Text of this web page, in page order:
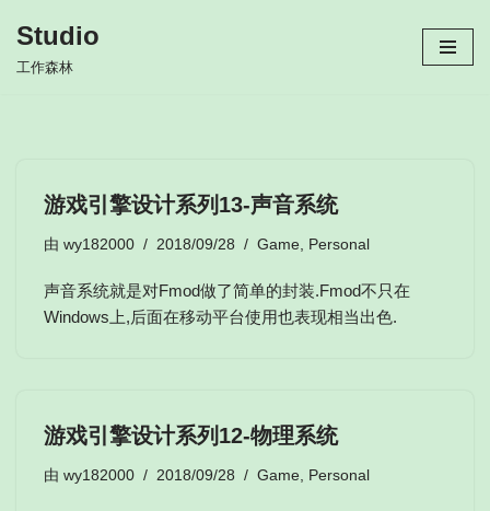
跳
Studio
工作森林
游戏引擎设计系列13-声音系统
由 wy182000 2018/09/28 Game, Personal
声音系统就是对Fmod做了简单的封装.Fmod不只在
Windows上,后面在移动平台使用也表现相当出色.
游戏引擎设计系列12-物理系统
由 wy182000 2018/09/28 Game, Personal